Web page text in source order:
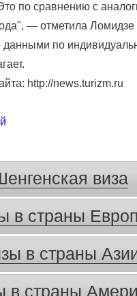
по сравнению с
— отметила Ломидзе
данными по
http://news.turizm.ru
виза
в страны
в страны
в страны